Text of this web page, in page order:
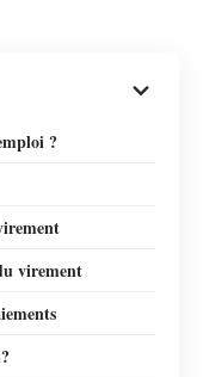
?
virement